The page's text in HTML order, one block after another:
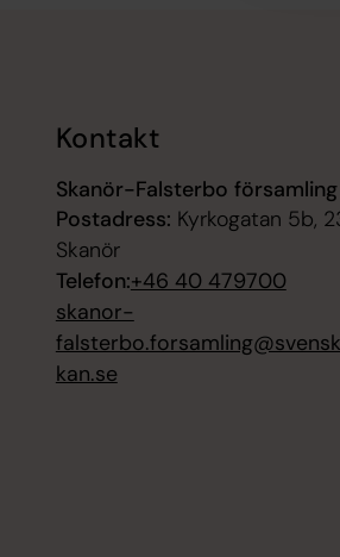
Kontakt
Skanör-Falsterbo församling
Postadress: Kyrkogatan 5b,
Skanör
Telefon:+46 40 479700
skanor-
kan.se